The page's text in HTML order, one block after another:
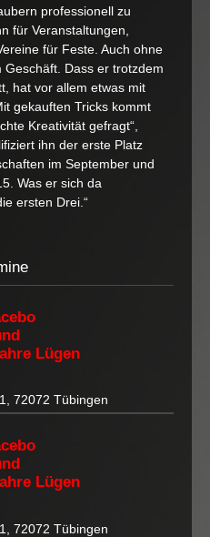
professionell zu
für Veranstaltungen,
für Feste. Auch ohne
Dass er trotzdem
hat vor allem etwas mit
gekauften Tricks kommt
Kreativität gefragt“,
ihn der erste Platz
im September und
Was er sich da
ersten Drei.“
Lügen
72072 Tübingen
Lügen
72072 Tübingen